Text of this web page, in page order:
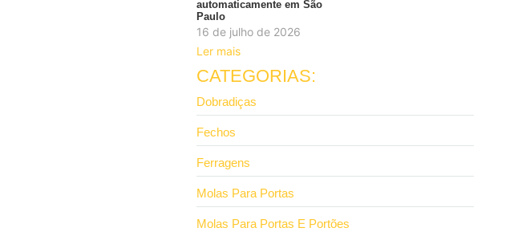
automaticamente em São
Paulo
16 de julho de 2026
Ler mais
CATEGORIAS:
Dobradiças
Fechos
Ferragens
Molas Para Portas
Molas Para Portas E Portões